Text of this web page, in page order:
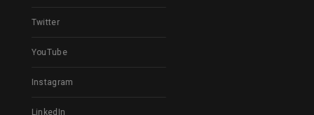
Twitter
YouTube
Instagram
LinkedIn